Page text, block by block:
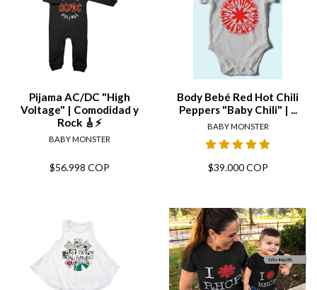
Pijama AC/DC "High
Voltage" | Comodidad y
Rock 🎸⚡
BABY MONSTER
$56.998 COP
Body Bebé Red Hot Chili
Peppers "Baby Chili" | ...
BABY MONSTER
$39.000 COP